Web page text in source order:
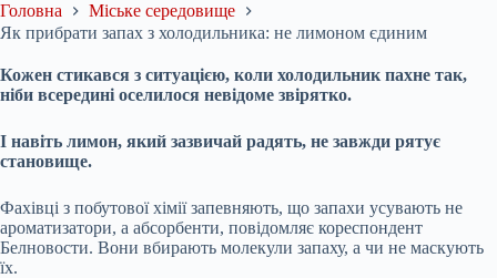
Головна
Міське середовище
Як прибрати запах з холодильника: не лимоном єдиним
Кожен стикався з ситуацією, коли холодильник пахне так,
ніби всередині оселилося невідоме звірятко.
І навіть лимон, який зазвичай радять, не завжди рятує
становище.
Фахівці з побутової хімії запевняють, що запахи усувають не
ароматизатори, а абсорбенти, повідомляє кореспондент
Белновости. Вони вбирають молекули запаху, а чи не маскують
їх.